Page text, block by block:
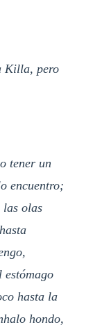
Killa, pero
tener un
encuentro;
las olas
hasta la
hondo,